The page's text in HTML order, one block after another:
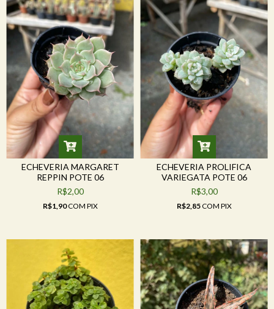
ECHEVERIA MARGARET
REPPIN POTE 06
R$2,00
R$1,90COM PIX
ECHEVERIA PROLIFICA
VARIEGATA POTE 06
R$3,00
R$2,85COM PIX